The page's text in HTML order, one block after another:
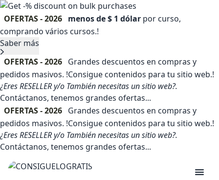
OFERTAS - 2026 menos de $ 1 dólar por curso,
comprando vários cursos.!
Saber más
OFERTAS - 2026 Grandes descuentos en compras y
pedidos masivos. !Consigue contenidos para tu sitio web.!
¿Eres RESELLER y/o También necesitas un sitio web?.
Contáctanos, tenemos grandes ofertas...
OFERTAS - 2026 Grandes descuentos en compras y
pedidos masivos. !Consigue contenidos para tu sitio web.!
¿Eres RESELLER y/o También necesitas un sitio web?.
Contáctanos, tenemos grandes ofertas...